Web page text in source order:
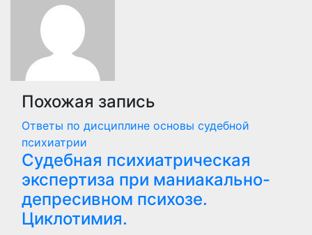
Похожая запись
Ответы по дисциплине основы судебной
психиатрии
Судебная психиатрическая
экспертиза при маниакально-
депресивном психозе.
Циклотимия.